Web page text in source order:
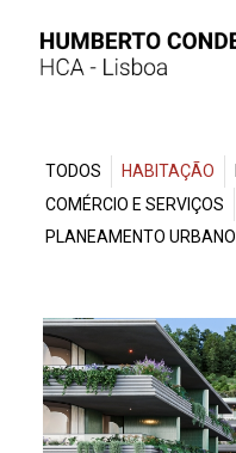
TODOS HABITAÇÃO
COMÉRCIO E SERVIÇOS
PLANEAMENTO URBANO